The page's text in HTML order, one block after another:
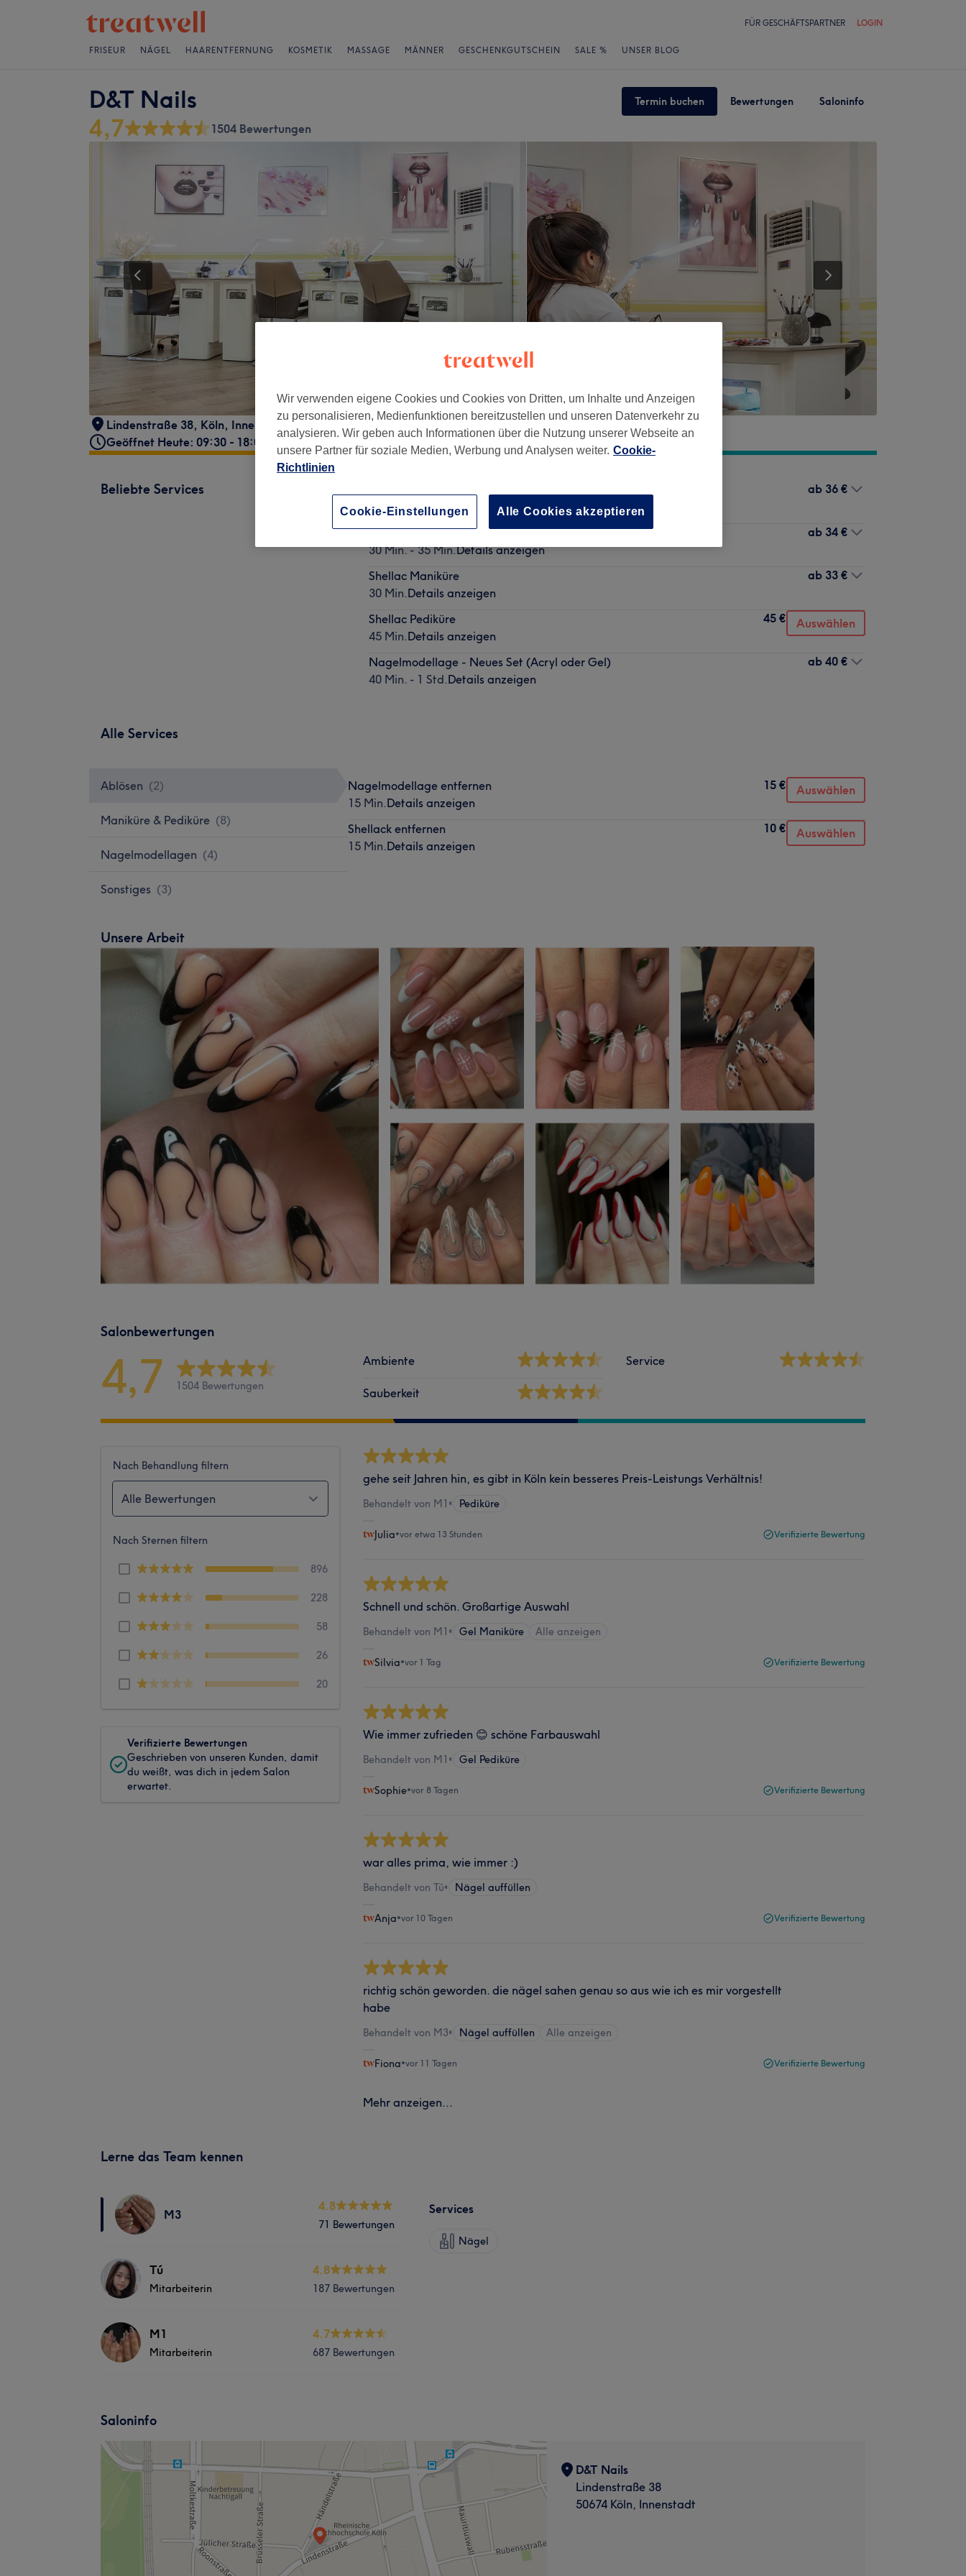
FÜR GESCHÄFTSPARTNER LOGIN
FRISEUR NÄGEL HAARENTFERNUNG KOSMETIK MASSAGE MÄNNER GESCHENKGUTSCHEIN SALE % UNSER BLOG
D&T Nails Termin buchen Bewertungen Saloninfo
4,7 1504 Bewertungen
Lindenstraße 38, Köln, Innenstadt , 50674
Geöffnet Heute: 09:30 - 18:00
Beliebte Services
35 Min. - 1 Std.Details anzeigen
ab 36 €
Pediküre
30 Min. - 35 Min.Details anzeigen
ab 34 €
Shellac Maniküre
30 Min.Details anzeigen
ab 33 €
Shellac Pediküre
45 Min.Details anzeigen
45 € Auswählen
Nagelmodellage - Neues Set (Acryl oder Gel)
40 Min. - 1 Std.Details anzeigen
ab 40 €
Alle Services
Ablösen (2)
Maniküre & Pediküre (8)
Nagelmodellagen (4)
Sonstiges (3)
Nagelmodellage entfernen
15 Min.Details anzeigen
15 € Auswählen
Shellack entfernen
15 Min.Details anzeigen
10 € Auswählen
Unsere Arbeit
Salonbewertungen
4,7 1504 Bewertungen
Ambiente
Sauberkeit
Service
Nach Behandlung filtern
Alle Bewertungen
Nach Sternen filtern
896
228
58
26
20
Verifizierte Bewertungen
Geschrieben von unseren Kunden, damit
du weißt, was dich in jedem Salon
erwartet.
gehe seit Jahren hin, es gibt in Köln kein besseres Preis-Leistungs Verhältnis!
Behandelt von M1 • Pediküre
Julia•vor etwa 13 Stunden Verifizierte Bewertung
Schnell und schön. Großartige Auswahl
Behandelt von M1 • Gel Maniküre Alle anzeigen
Silvia•vor 1 Tag Verifizierte Bewertung
Wie immer zufrieden 😊 schöne Farbauswahl
Behandelt von M1 • Gel Pediküre
Sophie•vor 8 Tagen Verifizierte Bewertung
war alles prima, wie immer :)
Behandelt von Tú• Nägel auffüllen
Anja•vor 10 Tagen Verifizierte Bewertung
richtig schön geworden. die nägel sahen genau so aus wie ich es mir vorgestellt
habe
Behandelt von M3• Nägel auffüllen Alle anzeigen
Fiona•vor 11 Tagen Verifizierte Bewertung
Mehr anzeigen...
Lerne das Team kennen
M3
4.8
71 Bewertungen
Tú
Mitarbeiterin
4.8
187 Bewertungen
M1
Mitarbeiterin
4.7
687 Bewertungen
Services
Nägel
Saloninfo
D&T Nails
Lindenstraße 38
50674 Köln, Innenstadt
Wir verwenden eigene Cookies und Cookies von Dritten, um Inhalte und Anzeigen
zu personalisieren, Medienfunktionen bereitzustellen und unseren Datenverkehr zu
analysieren. Wir geben auch Informationen über die Nutzung unserer Webseite an
unsere Partner für soziale Medien, Werbung und Analysen weiter. Cookie-
Richtlinien
Cookie-Einstellungen Alle Cookies akzeptieren